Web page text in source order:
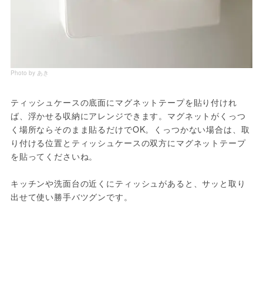
Photo by あき
ティッシュケースの底面にマグネットテープを貼り付けれ
ば、浮かせる収納にアレンジできます。マグネットがくっつ
く場所ならそのまま貼るだけでOK。くっつかない場合は、取
り付ける位置とティッシュケースの双方にマグネットテープ
を貼ってくださいね。
キッチンや洗面台の近くにティッシュがあると、サッと取り
出せて使い勝手バツグンです。